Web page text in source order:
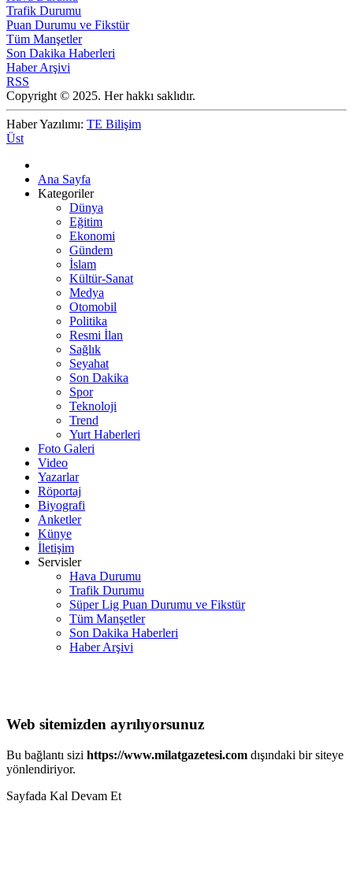
Trafik Durumu
Puan Durumu ve Fikstür
Tüm Manşetler
Son Dakika Haberleri
Haber Arşivi
RSS
Copyright © 2025. Her hakkı saklıdır.
Haber Yazılımı: TE Bilişim
Üst
Ana Sayfa
Kategoriler
Dünya
Eğitim
Ekonomi
Gündem
İslam
Kültür-Sanat
Medya
Otomobil
Politika
Resmi İlan
Sağlık
Seyahat
Son Dakika
Spor
Teknoloji
Trend
Yurt Haberleri
Foto Galeri
Video
Yazarlar
Röportaj
Biyografi
Anketler
Künye
İletişim
Servisler
Hava Durumu
Trafik Durumu
Süper Lig Puan Durumu ve Fikstür
Tüm Manşetler
Son Dakika Haberleri
Haber Arşivi
Web sitemizden ayrılıyorsunuz
Bu bağlantı sizi https://www.milatgazetesi.com dışındaki bir siteye
yönlendiriyor.
Sayfada Kal Devam Et